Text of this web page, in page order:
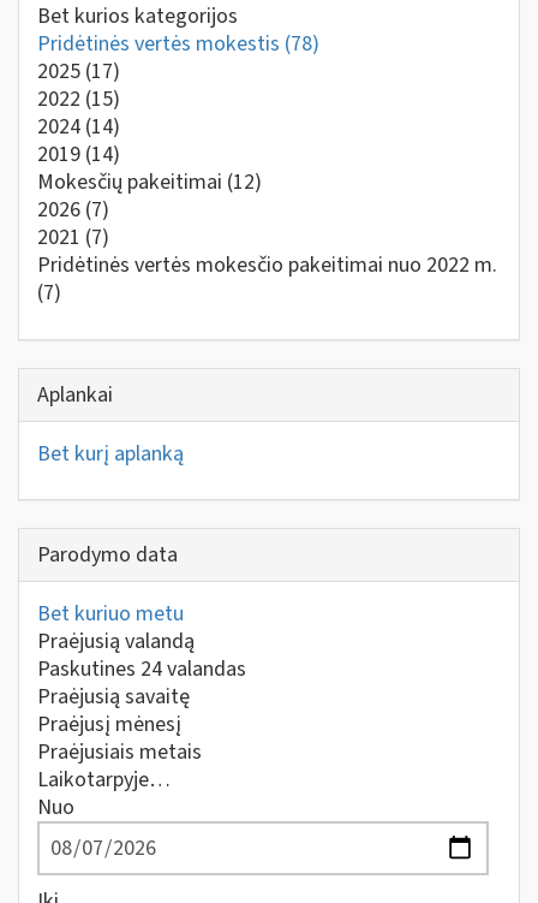
Bet kurios kategorijos
Pridėtinės vertės mokestis (78)
2025 (17)
2022 (15)
2024 (14)
2019 (14)
Mokesčių pakeitimai (12)
2026 (7)
2021 (7)
Pridėtinės vertės mokesčio pakeitimai nuo 2022 m.
(7)
Aplankai
Bet kurį aplanką
Parodymo data
Bet kuriuo metu
Praėjusią valandą
Paskutines 24 valandas
Praėjusią savaitę
Praėjusį mėnesį
Praėjusiais metais
Laikotarpyje…
Nuo